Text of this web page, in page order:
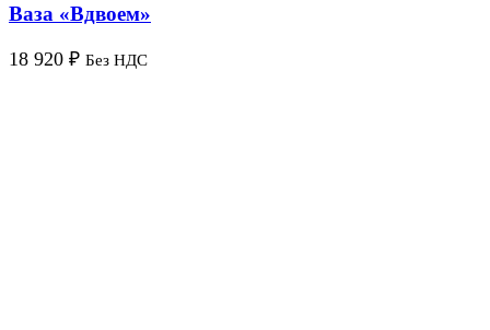
Ваза «Вдвоем»
18 920 ₽ Без НДС